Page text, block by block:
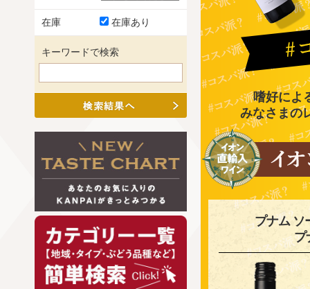
嗜好によ
みなさまの
プナム ソ
プ
在庫 在庫あり
キーワードで検索